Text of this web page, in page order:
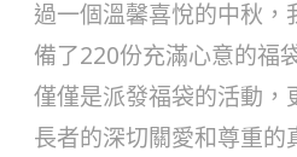
過一個溫馨喜悅的中秋，
備了220份充滿心意的福
僅僅是派發福袋的活動，
長者的深切關愛和尊重的